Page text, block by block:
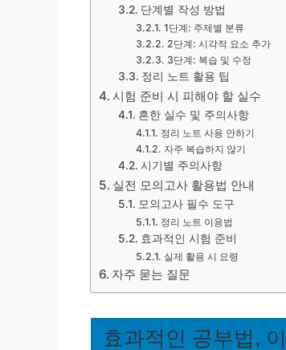
단계별 작성 방법
1단계: 주제별 분류
2단계: 시각적 요소 추가
3단계: 복습 및 수정
정리 노트 활용 팁
시험 준비 시 피해야 할 실수
흔한 실수 및 주의사항
정리 노트 사용 안하기
자주 복습하지 않기
시기별 주의사항
실전 모의고사 활용법 안내
모의고사 필수 도구
정리 노트 이용법
효과적인 시험 준비
실제 활용 시 요령
자주 묻는 질문
효과적인 공부법,